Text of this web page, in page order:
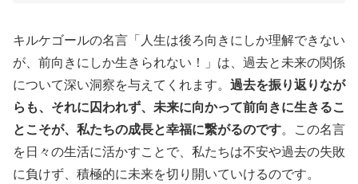
キルケゴールの名言「人生は後ろ向きにしか理解できない
が、前向きにしか生きられない！」は、過去と未来の関係
について深い洞察を与えてくれます。 過去を振り返りなが
らも、それに囚われず、未来に向かって前向きに生きるこ
とこそが、私たちの成長と幸福に繋がるのです。この名言
を日々の生活に活かすことで、私たちは不安や過去の失敗
に負けず、積極的に未来を切り開いていけるのです。